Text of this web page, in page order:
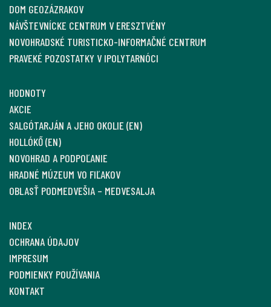
DOM GEOZÁZRAKOV
NÁVŠTEVNÍCKE CENTRUM V ERESZTVÉNY
NOVOHRADSKÉ TURISTICKO-INFORMAČNÉ CENTRUM
PRAVEKÉ POZOSTATKY V IPOLYTARNÓCI
HODNOTY
AKCIE
SALGÓTARJÁN A JEHO OKOLIE (EN)
HOLLÓKŐ (EN)
NOVOHRAD A PODPOĽANIE
HRADNÉ MÚZEUM VO FIĽAKOV
OBLASŤ PODMEDVEŠIA – MEDVESALJA
INDEX
OCHRANA ÚDAJOV
IMPRESUM
PODMIENKY POUŽÍVANIA
KONTAKT